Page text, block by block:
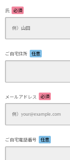
氏 必須
ご自宅住所 任意
メールアドレス 必須
ご自宅電話番号 任意